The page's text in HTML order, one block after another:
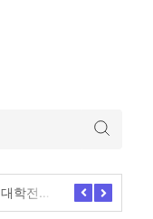
Video By 대학전쟁 시즌 3 전편 공개 완료!